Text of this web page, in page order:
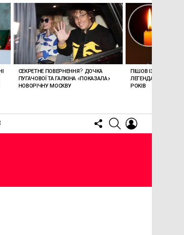
FOLLOW
US
SEARCH
СЕКРЕТНЕ ПОВЕРНЕННЯ? ДОЧКА
ПУГАЧОВОЇ ТА ГАЛКІНА «ПОКАЗАЛА»
НОВОРІЧНУ МОСКВУ
ПІШОВ ІЗ ЖИТТЯ
ЛЕГЕНДАРНОМУ
РОКІВ